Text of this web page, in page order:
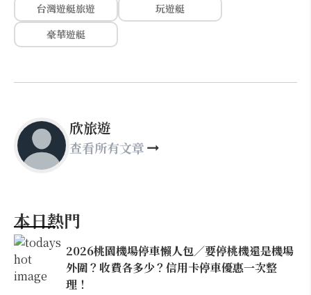
台灣遊艇旅遊
玩遊艇
豪華遊艇
欣旅遊
查看所有文章
本日熱門
2026桃園機場停車懶人包／要停桃機還是機場
外圍？收費各多少？信用卡停車優惠一次整
理！